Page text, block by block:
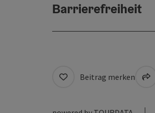
Barrierefreiheit
Beitrag merken